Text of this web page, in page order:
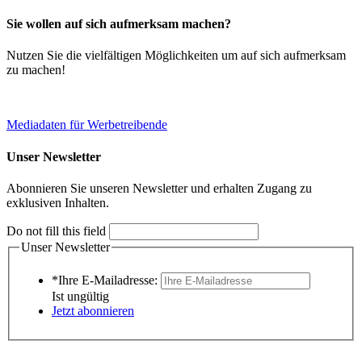
Sie wollen auf sich aufmerksam machen?
Nutzen Sie die vielfältigen Möglichkeiten um auf sich aufmerksam
zu machen!
Mediadaten für Werbetreibende
Unser Newsletter
Abonnieren Sie unseren Newsletter und erhalten Zugang zu
exklusiven Inhalten.
Do not fill this field
Unser Newsletter
*Ihre E-Mailadresse:
Ist ungültig
Jetzt abonnieren